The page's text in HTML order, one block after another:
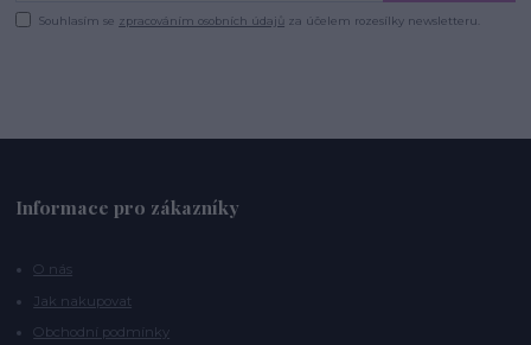
Souhlasím se zpracováním osobních údajů za účelem rozesílky newsletteru.
Informace pro zákazníky
O nás
Jak nakupovat
Obchodní podmínky